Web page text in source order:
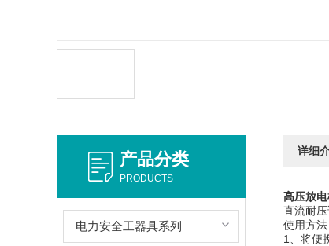
产品分类
PRODUCTS
电力安全工器具系列
详细
高压放
直流耐
使用方法
1、将